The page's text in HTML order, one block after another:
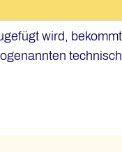
wird,